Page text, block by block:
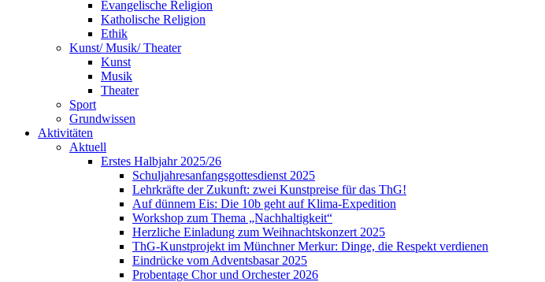
Evangelische Religion
Katholische Religion
Ethik
Kunst/ Musik/ Theater
Kunst
Musik
Theater
Sport
Grundwissen
Aktivitäten
Aktuell
Erstes Halbjahr 2025/26
Schuljahresanfangsgottesdienst 2025
Lehrkräfte der Zukunft: zwei Kunstpreise für das ThG!
Auf dünnem Eis: Die 10b geht auf Klima-Expedition
Workshop zum Thema „Nachhaltigkeit“
Herzliche Einladung zum Weihnachtskonzert 2025
ThG-Kunstprojekt im Münchner Merkur: Dinge, die Respekt verdienen
Eindrücke vom Adventsbasar 2025
Probentage Chor und Orchester 2026